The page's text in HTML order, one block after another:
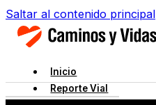
Saltar al contenido principal
Inicio
Reporte Vial